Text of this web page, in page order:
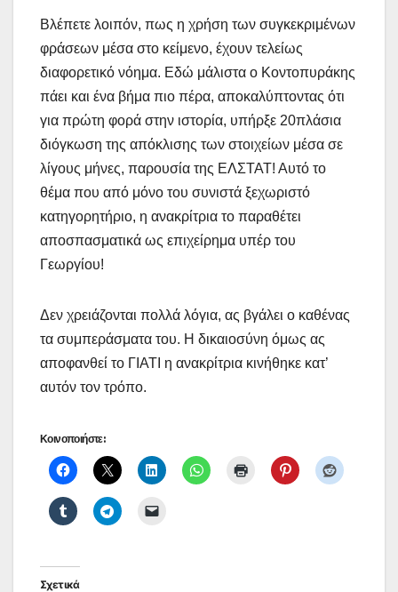
Βλέπετε λοιπόν, πως η χρήση των συγκεκριμένων
φράσεων μέσα στο κείμενο, έχουν τελείως
διαφορετικό νόημα. Εδώ μάλιστα ο Κοντοπυράκης
πάει και ένα βήμα πιο πέρα, αποκαλύπτοντας ότι
για πρώτη φορά στην ιστορία, υπήρξε 20πλάσια
διόγκωση της απόκλισης των στοιχείων μέσα σε
λίγους μήνες, παρουσία της ΕΛΣΤΑΤ! Αυτό το
θέμα που από μόνο του συνιστά ξεχωριστό
κατηγορητήριο, η ανακρίτρια το παραθέτει
αποσπασματικά ως επιχείρημα υπέρ του
Γεωργίου!
Δεν χρειάζονται πολλά λόγια, ας βγάλει ο καθένας
τα συμπεράσματα του. Η δικαιοσύνη όμως ας
αποφανθεί το ΓΙΑΤΙ η ανακρίτρια κινήθηκε κατ’
αυτόν τον τρόπο.
Κοινοποιήστε:
Σχετικά